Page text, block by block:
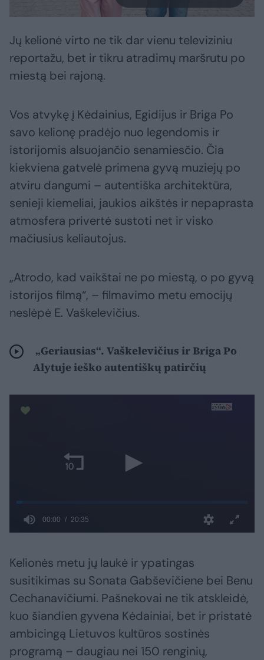
Jų kelionė virto ne tik dar vienu televiziniu
reportažu, bet ir tikru atradimų maršrutu po
miestą bei rajoną.
Vos atvykę į Kėdainius, Egidijus ir Briga Po
savo kelionę pradėjo nuo legendomis ir
istorijomis alsuojančio senamiesčio. Čia
kiekviena gatvelė primena gyvą muziejų po
atviru dangumi – autentiška architektūra,
senieji kiemeliai, jaukios aikštės ir nepaprasta
atmosfera privertė sustoti net ir visko
mačiusius keliautojus.
„Atrodo, kad vaikštai ne po miestą, o po gyvą
istorijos filmą“, – filmavimo metu emocijų
neslėpė E. Vaškelevičius.
„Geriausias“. Vaškelevičius ir Briga Po
Alytuje ieško autentiškų patirčių
Kelionės metu jų laukė ir ypatingas
susitikimas su Sonata Gabševičiene bei Benu
Cechanavičiumi. Pašnekovai ne tik atskleidė,
kuo šiandien gyvena Kėdainiai, bet ir pristatė
ambicingą Lietuvos kultūros sostinės
programą – daugiau nei 150 renginių,